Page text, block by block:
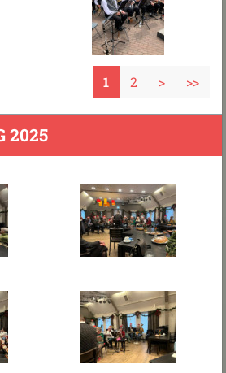
1 2 > >>
2025